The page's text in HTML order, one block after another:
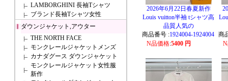
LAMBORGHINI 長袖Tシャツ
ブランド長袖Tシャツ女性
ダウンジャケット,アウター
THE NORTH FACE
モンクレールジャケットメンズ
カナダグース ダウンジャケット
モンクレールジャケット女性服
新作
2026年6月22日春夏新作
Louis vuitton半袖 tシャツ高
品質人気の
商品番号 :1924004-1924004
N品価格:5400 円
商